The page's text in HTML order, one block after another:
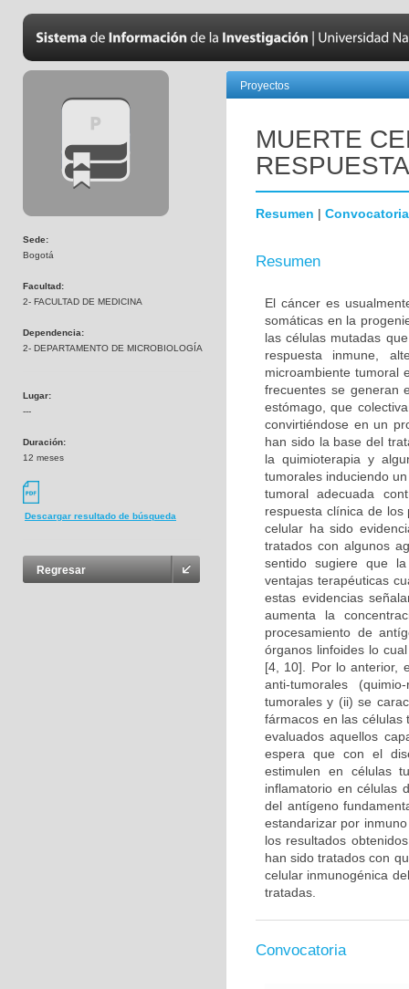
Sede:
Bogotá
Facultad:
2- FACULTAD DE MEDICINA
Dependencia:
2- DEPARTAMENTO DE MICROBIOLOGÍA
Lugar:
---
Duración:
12 meses
Descargar resultado de búsqueda
Regresar
Proyectos
MUERTE
Resumen | Convocatoria
Resumen
El cáncer es
somáticas en la
las células mutadas
respuesta inmune,
microambiente tumoral
frecuentes se generan
estómago, que
convirtiéndose en un
han sido la base del
la quimioterapia y
tumorales induciendo
tumoral adecuada
respuesta clínica de
celular ha sido
tratados con algunos
sentido sugiere que
ventajas terapéuticas
estas evidencias
aumenta la
procesamiento de
órganos linfoides lo
[4, 10]. Por lo anterior,
anti-tumorales
tumorales y (ii) se
fármacos en las células
evaluados aquellos
espera que con el
estimulen en células
inflamatorio en células
del antígeno
estandarizar por
los resultados
han sido tratados con
celular inmunogénica
tratadas.
Convocatoria